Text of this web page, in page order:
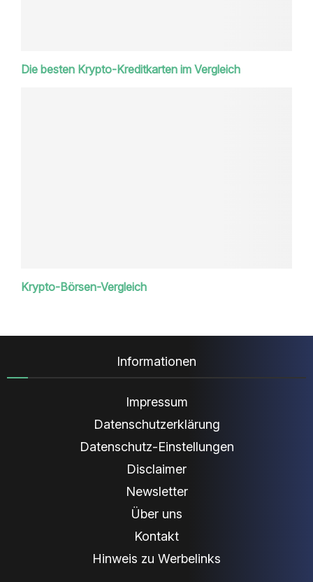
Die besten Krypto-Kreditkarten im Vergleich
Krypto-Börsen-Vergleich
Informationen
Impressum
Datenschutzerklärung
Datenschutz-Einstellungen
Disclaimer
Newsletter
Über uns
Kontakt
Hinweis zu Werbelinks